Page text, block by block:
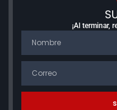
¡Al terminar,